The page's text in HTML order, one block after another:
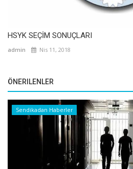
HSYK SEÇİM SONUÇLARI
admin Nis 11, 2018
ÖNERILENLER
Sendikadan Haberler